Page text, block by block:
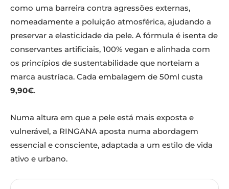
como uma barreira contra agressões externas,
nomeadamente a poluição atmosférica, ajudando a
preservar a elasticidade da pele. A fórmula é isenta de
conservantes artificiais, 100% vegan e alinhada com
os princípios de sustentabilidade que norteiam a
marca austríaca. Cada embalagem de 50ml custa
9,90€.
Numa altura em que a pele está mais exposta e
vulnerável, a RINGANA aposta numa abordagem
essencial e consciente, adaptada a um estilo de vida
ativo e urbano.